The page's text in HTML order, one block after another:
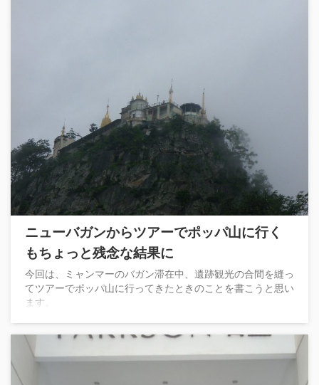
ニューバガンからツアーでポッパ山に行く
もちょっと残念な結果に
今回は、ミャンマーのバガン滞在中、遺跡観光の合間を縫っ
てツアーでポッパ山に行ってきたときのことを書こうと思い
ます。